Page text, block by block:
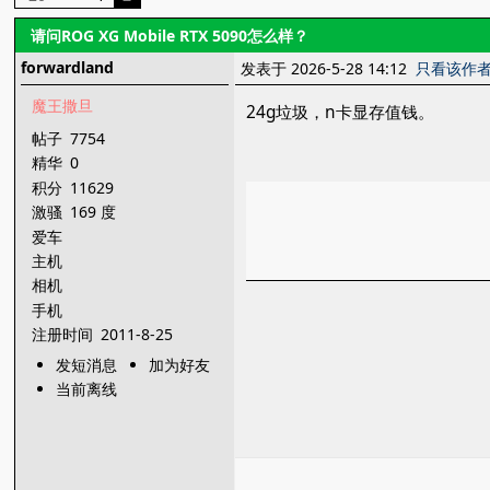
请问ROG XG Mobile RTX 5090怎么样？
forwardland
魔王撒旦
帖子 7754
精华 0
积分 11629
激骚 169 度
爱车
主机
相机
手机
注册时间 2011-8-25
发短消息
加为好友
当前离线
发表于 2026-5-28 14:12 只看该作
24g垃圾，n卡显存值钱。